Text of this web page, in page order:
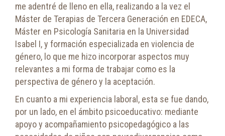
me adentré de lleno en ella, realizando a la vez el
Máster de Terapias de Tercera Generación en EDECA,
Máster en Psicología Sanitaria en la Universidad
Isabel I, y formación especializada en violencia de
género, lo que me hizo incorporar aspectos muy
relevantes a mi forma de trabajar como es la
perspectiva de género y la aceptación.
En cuanto a mi experiencia laboral, esta se fue dando,
por un lado, en el ámbito psicoeducativo: mediante
apoyo y acompañamiento psicopedagógico a las